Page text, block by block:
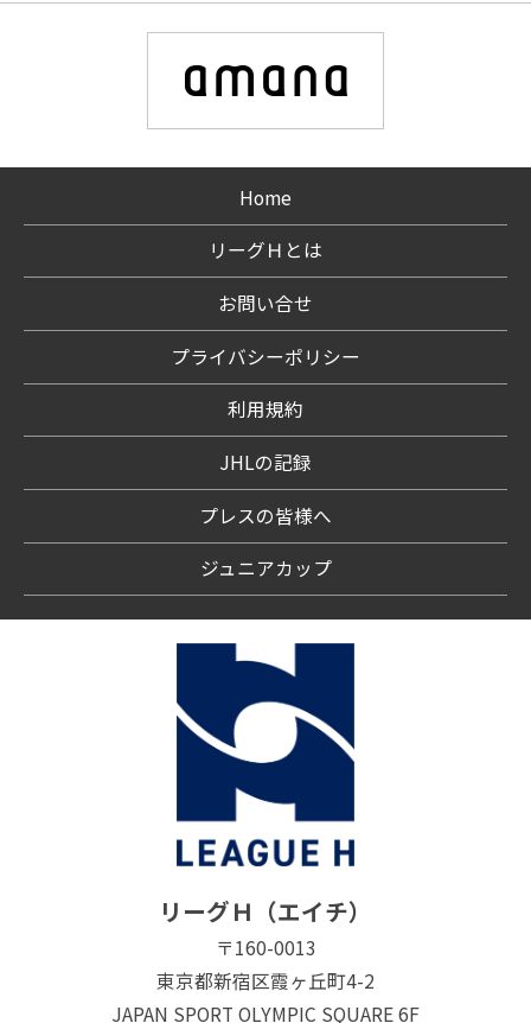
Home
リーグＨとは
お問い合せ
プライバシーポリシー
利用規約
JHLの記録
プレスの皆様へ
ジュニアカップ
リーグＨ（エイチ）
〒160-0013
東京都新宿区霞ヶ丘町4-2
JAPAN SPORT OLYMPIC SQUARE 6F